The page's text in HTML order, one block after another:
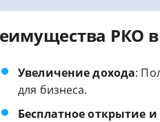
РКО
Увеличение дохода:
для бизнеса.
Бесплатное открытие